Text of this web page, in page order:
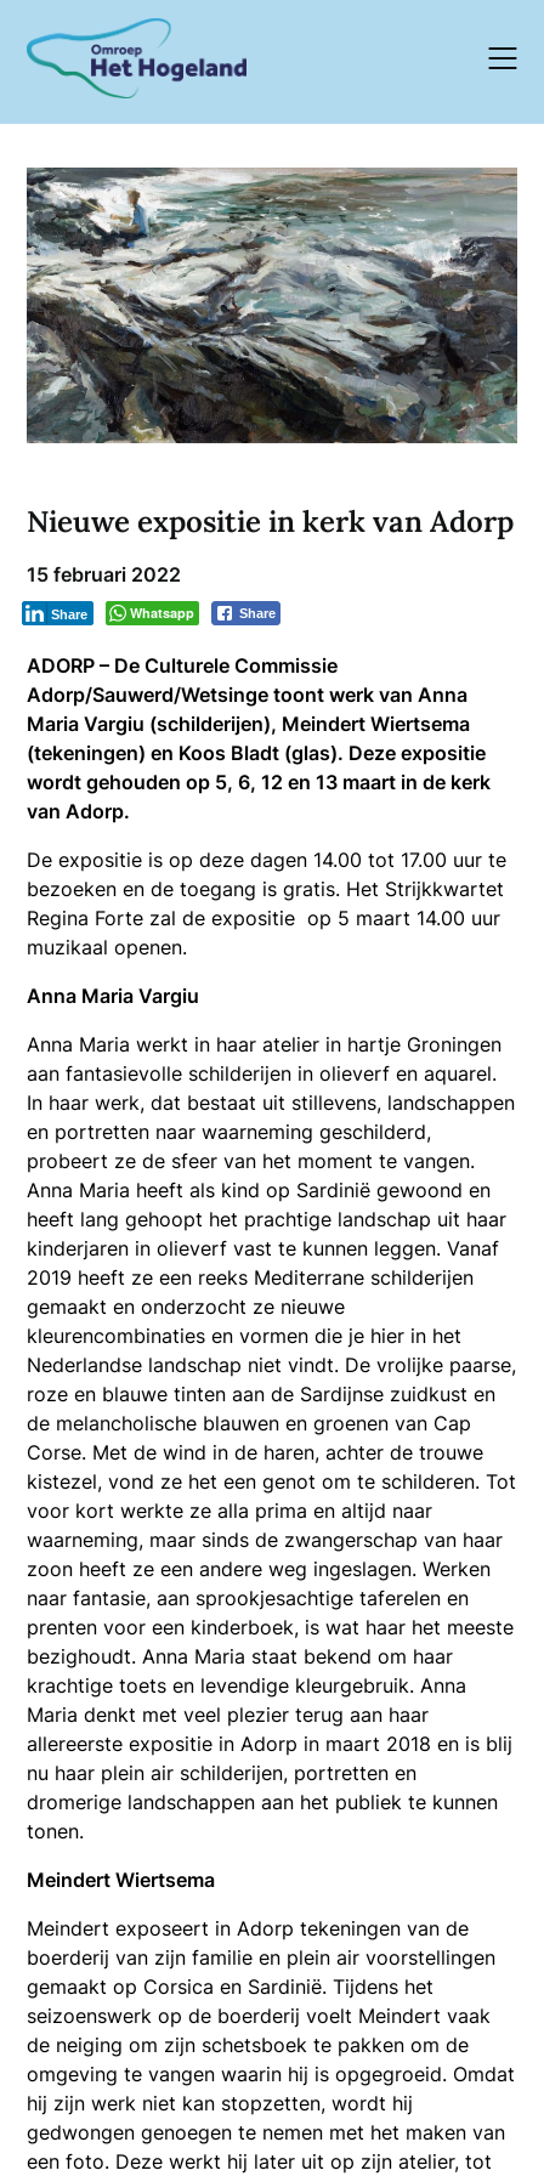
content
Nieuwe expositie in kerk van Adorp
15 februari 2022
Whatsapp Share
Share
ADORP – De Culturele Commissie
Adorp/Sauwerd/Wetsinge toont werk van Anna
Maria Vargiu (schilderijen), Meindert Wiertsema
(tekeningen) en Koos Bladt (glas). Deze expositie
wordt gehouden op 5, 6, 12 en 13 maart in de kerk
van Adorp.
De expositie is op deze dagen 14.00 tot 17.00 uur te
bezoeken en de toegang is gratis. Het Strijkkwartet
Regina Forte zal de expositie op 5 maart 14.00 uur
muzikaal openen.
Anna Maria Vargiu
Anna Maria werkt in haar atelier in hartje Groningen
aan fantasievolle schilderijen in olieverf en aquarel.
In haar werk, dat bestaat uit stillevens, landschappen
en portretten naar waarneming geschilderd,
probeert ze de sfeer van het moment te vangen.
Anna Maria heeft als kind op Sardinië gewoond en
heeft lang gehoopt het prachtige landschap uit haar
kinderjaren in olieverf vast te kunnen leggen. Vanaf
2019 heeft ze een reeks Mediterrane schilderijen
gemaakt en onderzocht ze nieuwe
kleurencombinaties en vormen die je hier in het
Nederlandse landschap niet vindt. De vrolijke paarse,
roze en blauwe tinten aan de Sardijnse zuidkust en
de melancholische blauwen en groenen van Cap
Corse. Met de wind in de haren, achter de trouwe
kistezel, vond ze het een genot om te schilderen. Tot
voor kort werkte ze alla prima en altijd naar
waarneming, maar sinds de zwangerschap van haar
zoon heeft ze een andere weg ingeslagen. Werken
naar fantasie, aan sprookjesachtige taferelen en
prenten voor een kinderboek, is wat haar het meeste
bezighoudt. Anna Maria staat bekend om haar
krachtige toets en levendige kleurgebruik. Anna
Maria denkt met veel plezier terug aan haar
allereerste expositie in Adorp in maart 2018 en is blij
nu haar plein air schilderijen, portretten en
dromerige landschappen aan het publiek te kunnen
tonen.
Meindert Wiertsema
Meindert exposeert in Adorp tekeningen van de
boerderij van zijn familie en plein air voorstellingen
gemaakt op Corsica en Sardinië. Tijdens het
seizoenswerk op de boerderij voelt Meindert vaak
de neiging om zijn schetsboek te pakken om de
omgeving te vangen waarin hij is opgegroeid. Omdat
hij zijn werk niet kan stopzetten, wordt hij
gedwongen genoegen te nemen met het maken van
een foto. Deze werkt hij later uit op zijn atelier, tot